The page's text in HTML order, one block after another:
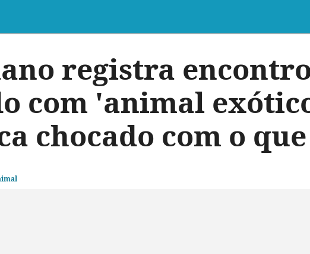
registra
com 'animal
chocado com o